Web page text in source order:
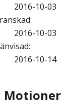
2016-10-03
:
2016-10-03
:
2016-10-14
Motioner